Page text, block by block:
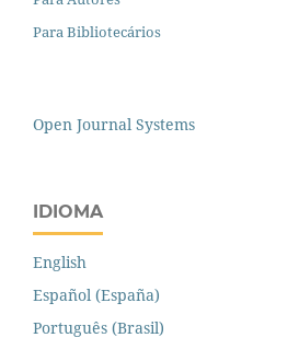
Para Bibliotecários
Open Journal Systems
IDIOMA
English
Español (España)
Português (Brasil)